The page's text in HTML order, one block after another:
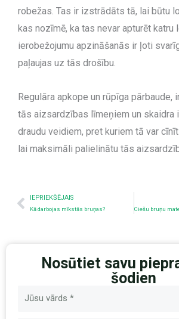
robežas. Tas ir izstrādāts tā, lai būtu
kas nozīmē, ka tas nevar apturēt katru
ierobežojumu apzināšanās ir ļoti
paļaujas uz tās drošību.
Regulāra apkope un rūpīga pārbaude,
tās aizsardzības līmeņiem un skaidra
draudu veidiem, pret kuriem tā var
lai maksimāli palielinātu tās
Iepriekšējais
IEPRIEKŠĒJAIS
Kā darbojas mīkstās bruņas?
Nosūtiet savu
šodien